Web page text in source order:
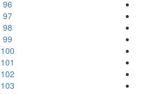
96
97
98
99
100
101
102
103